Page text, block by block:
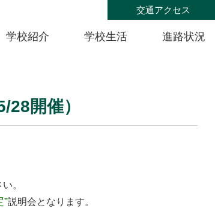
学校紹介 学校生活 進路状況
交通アクセス
開催）
。
”説明会となります。